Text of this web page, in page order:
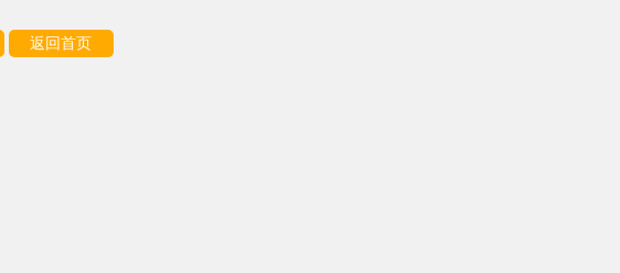
返回首页